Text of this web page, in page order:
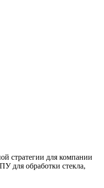
стратегии для компании
для обработки стекла,